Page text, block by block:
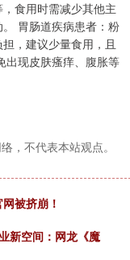
食用时需减少其他主
胃肠道疾病患者：粉
，建议少量食用，且
出现皮肤瘙痒、腹胀等
，不代表本站观点。
被挤崩！
新空间：网龙《魔